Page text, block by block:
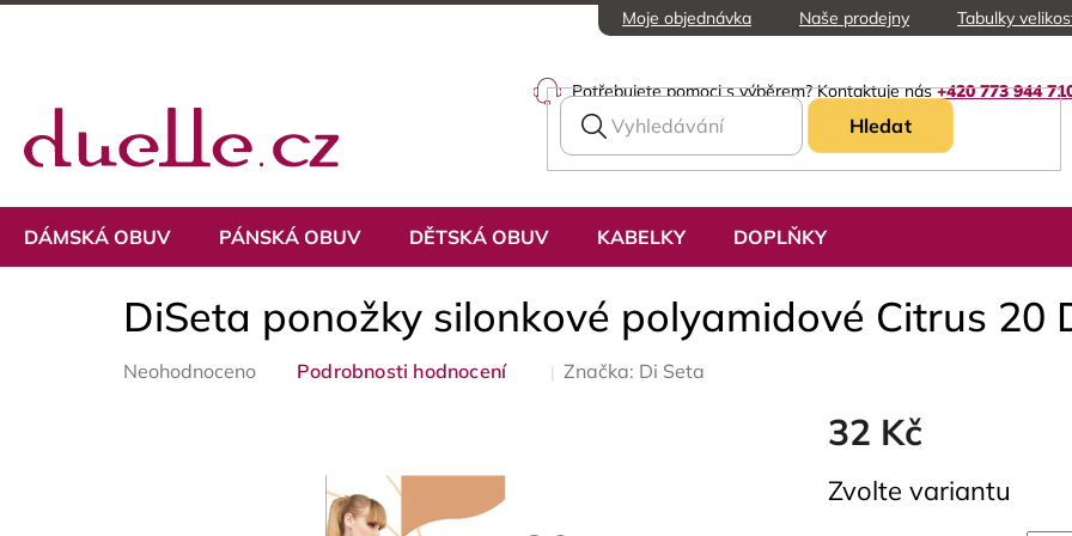
Přejít
Moje objednávka Naše prodejny Tabulky
Potřebujete pomoci s výběrem? Kontaktuje nás+420 773 944
Hledat
DÁMSKÁ OBUV PÁNSKÁ OBUV DĚTSKÁ OBUV KABELKY DOPLŇKY
DiSeta ponožky silonkové polyamidové Citrus 20
Průměrné
Neohodnoceno Podrobnosti hodnocení Značka: Di Seta
32 Kč
cena:
Zvolte variantu